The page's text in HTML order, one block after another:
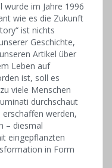
im Jahre 1996
wie es die Zukunft
ist nichts
Geschichte,
Artikel über
Leben auf
ist, soll es
viele Menschen
durchschaut
werden,
– diesmal
eingepflanzten
in Form